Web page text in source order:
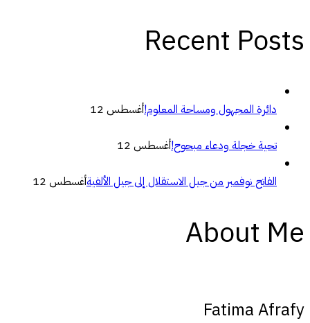
Recent Posts
دائرة المجهول ومساحة المعلوم!أغسطس 12
تحية خجلة ودعاء مبحوح!أغسطس 12
الفاتح نوفمبر من جيل الاستقلال إلى جيل الألفيةأغسطس 12
About Me
Fatima Afrafy